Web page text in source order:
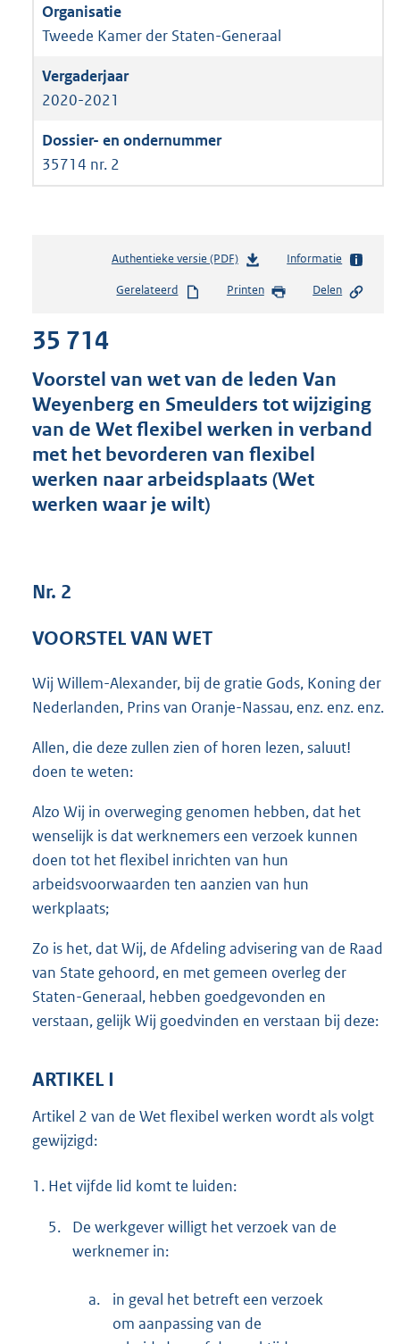
Tweede Kamer der Staten-Generaal
2020-2021
35714 nr. 2
Authentieke versie (PDF)b
s
s
g
r
o
t
Informatie
Gerelateerd Printen Delen
35 714
Voorstel van wet van de leden Van
Weyenberg en Smeulders tot wijziging
van de Wet flexibel werken in verband
met het bevorderen van flexibel
werken naar arbeidsplaats (Wet
werken waar je wilt)
Nr. 2
VOORSTEL VAN WET
Wij Willem-Alexander, bij de gratie Gods, Koning der
Nederlanden, Prins van Oranje-Nassau, enz. enz. enz.
Allen, die deze zullen zien of horen lezen, saluut!
doen te weten:
Alzo Wij in overweging genomen hebben, dat het
wenselijk is dat werknemers een verzoek kunnen
doen tot het flexibel inrichten van hun
arbeidsvoorwaarden ten aanzien van hun
werkplaats;
Zo is het, dat Wij, de Afdeling advisering van de Raad
van State gehoord, en met gemeen overleg der
Staten-Generaal, hebben goedgevonden en
verstaan, gelijk Wij goedvinden en verstaan bij deze:
ARTIKEL I
Artikel 2 van de Wet flexibel werken wordt als volgt
gewijzigd:
1. Het vijfde lid komt te luiden:
5.
De werkgever willigt het verzoek van de
werknemer in:
a.
in geval het betreft een verzoek
om aanpassing van de